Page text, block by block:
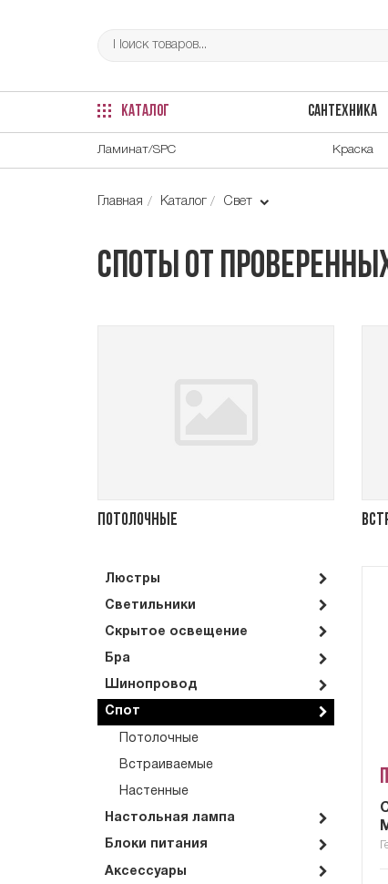
КАТАЛОГ САНТЕХНИКА
Ламинат/SPC Краска
Главная Каталог Свет
Споты от
Потолочные
Люстры
Светильники
Скрытое освещение
Бра
Шинопровод
Спот
Потолочные
Встраиваемые
Настенные
Настольная лампа
Блоки питания
Аксессуары